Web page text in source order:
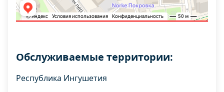
Обслуживаемые территории:
Республика Ингушетия